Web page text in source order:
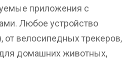
приложения с
Любое устройство
от велосипедных трекеров,
домашних животных,